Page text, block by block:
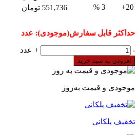
20+
3 %
551,736 تومان
حداکثر قابل سفارش(موجودی): عدد
کلید
مینیاتوری
AC
پل
25
آمپر
هیوندای
-
+ عدد
افزودن به سبد خرید
موجودی و قیمت به‌روز
تخفیف پلکانی